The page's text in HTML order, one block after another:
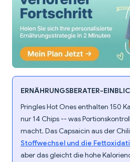
ERNÄHRUNGSBERATER-
Pringles Hot Ones enthalten 150
nur 14 Chips -- was
macht. Das Capsaicin aus der
Stoffwechsel und die
aber das gleicht die hohe